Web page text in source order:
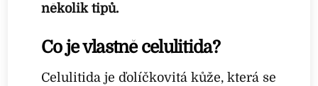
několik tipů.
Co je vlastně celulitida?
Celulitida je ďolíčkovitá kůže, která se